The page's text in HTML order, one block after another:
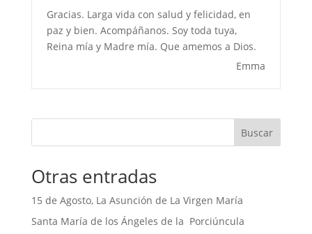
Gracias. Larga vida con salud y felicidad, en
paz y bien. Acompáñanos. Soy toda tuya,
Reina mía y Madre mía. Que amemos a Dios.
Emma
Buscar
Otras entradas
15 de Agosto, La Asunción de La Virgen María
Santa María de los Ángeles de la Porciúncula